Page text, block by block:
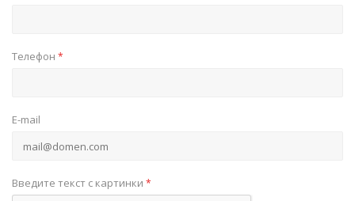
Телефон *
E-mail
Введите текст с картинки *